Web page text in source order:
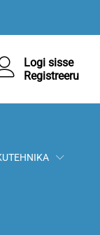
Logi sisse
Registreeru